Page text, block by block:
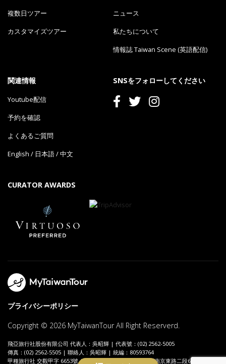
複数日ツアー
カスタマイズツアー
ニュース
私たちについて
情報誌 Taiwan Scene (英語配信)
関連情報
Youtube配信
予約を確認
よくあるご質問
English / 日本語/中文
SNSをフォローしてください
CURATOR AWARDS
プライバシーポリシー
Copyright © 2026 MyTaiwanTour All Right Reserverd.
飛亞旅行社股份有限公司 代表人：吳昭輝 | 代表號：(02) 2562-5005
傳真：(02) 2562-5505 | 聯絡人：吳昭輝 | 統編：80593764
甲種旅行社 交觀甲字 6653號 | 地址：104089 台北市中山區南京東路二段69號7樓